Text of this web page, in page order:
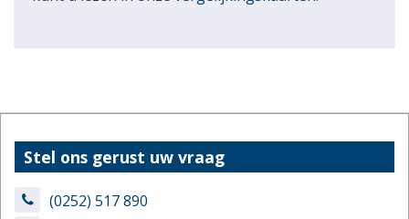
Stel ons gerust uw vraag
(0252) 517 890